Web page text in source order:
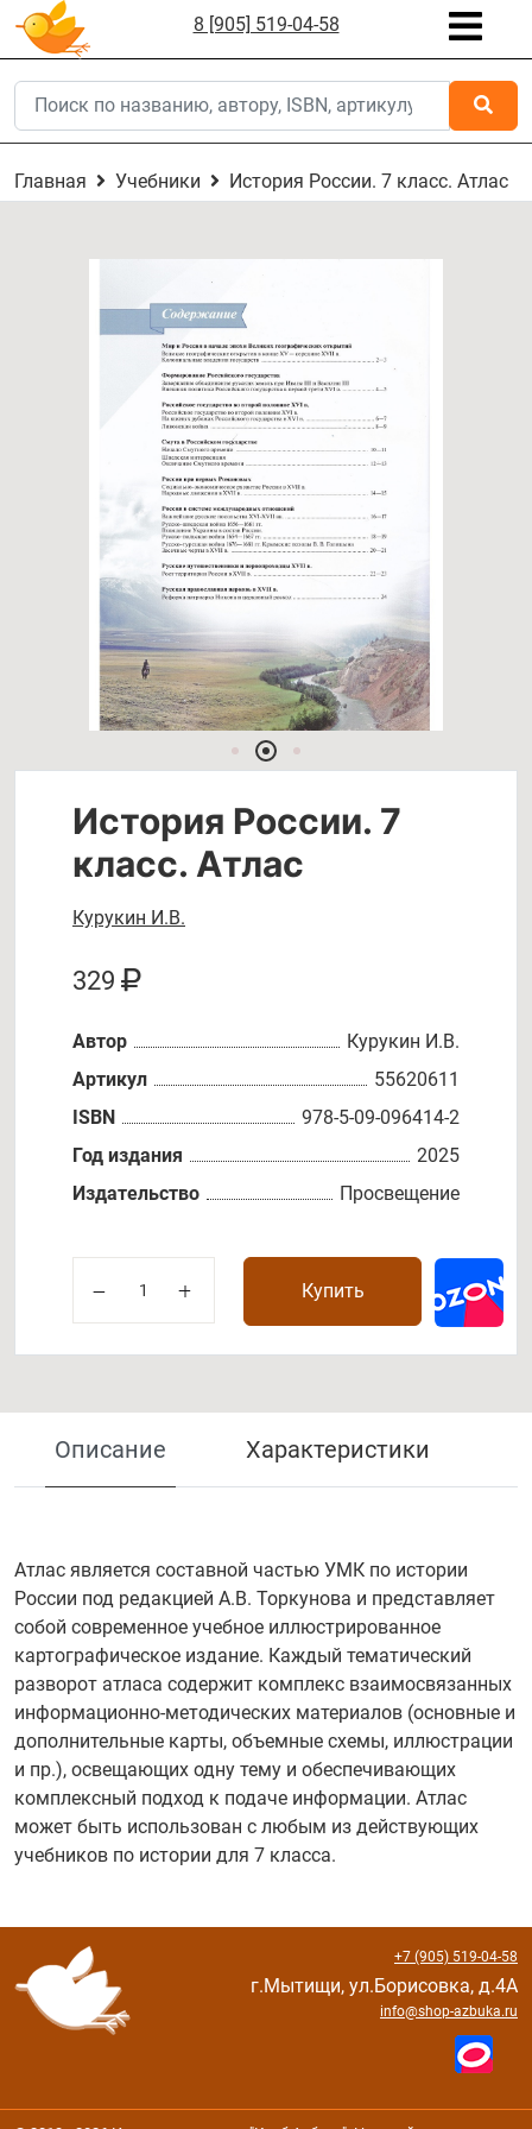
8 [905] 519-04-58
Главная Учебники История России. 7 класс. Атлас
История России. 7
класс. Атлас
Курукин И.В.
329
Автор
Курукин И.В.
Артикул
55620611
ISBN
978-5-09-096414-2
Год издания
2025
Издательство
Просвещение
Купить
Описание Характеристики
Атлас является составной частью УМК по истории
России под редакцией А.В. Торкунова и представляет
собой современное учебное иллюстрированное
картографическое издание. Каждый тематический
разворот атласа содержит комплекс взаимосвязанных
информационно-методических материалов (основные и
дополнительные карты, объемные схемы, иллюстрации
и пр.), освещающих одну тему и обеспечивающих
комплексный подход к подаче информации. Атлас
может быть использован с любым из действующих
учебников по истории для 7 класса.
+7 (905) 519-04-58
г.Мытищи, ул.Борисовка, д.4А
info@shop-azbuka.ru